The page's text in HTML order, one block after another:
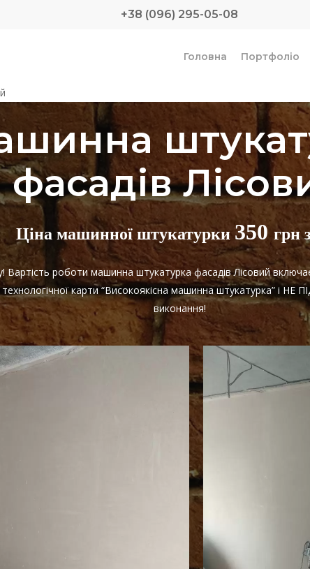
+38 (096) 295-05-08
Головна Портфоліо
фасадів
Ціна машинної штукатурки350грн
Вартість роботи машинна штукатурка фасадів Лісовий
технологічної карти “Високоякісна машинна штукатурка” і
виконання!